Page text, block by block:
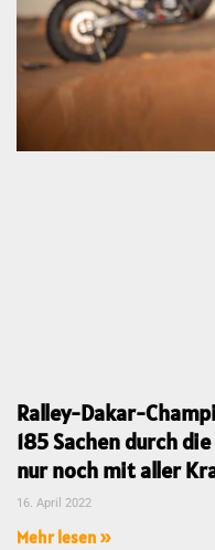
Ralley-Dakar-
185 Sachen durch
nur noch mit aller
16. April 2022
Mehr lesen »